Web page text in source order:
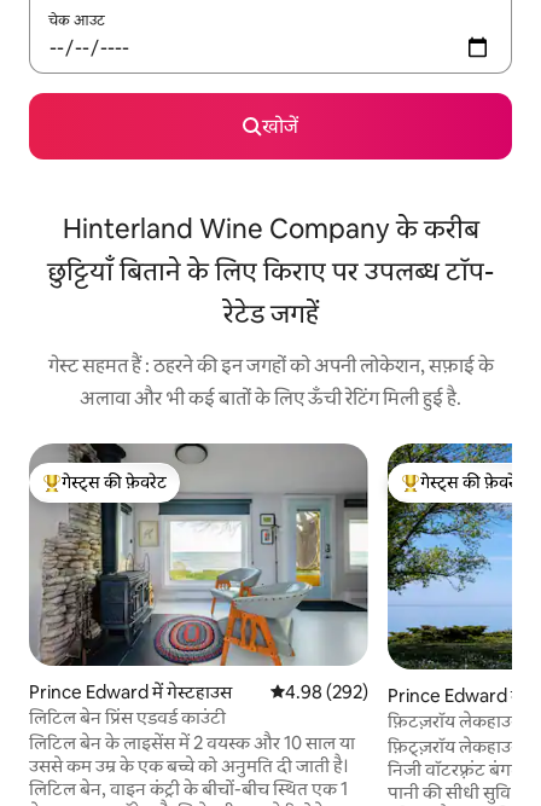
चेक आउट
खोजें
Hinterland Wine Company के करीब
छुट्टियाँ बिताने के लिए किराए पर उपलब्ध टॉप-
रेटेड जगहें
गेस्ट सहमत हैं : ठहरने की इन जगहों को अपनी लोकेशन, सफ़ाई के
अलावा और भी कई बातों के लिए ऊँची रेटिंग मिली हुई है.
गेस्ट्स का टॉप फ़ेवरेट
गेस्ट्स की फ़ेवरेट
Prince Edward में गेस्टहाउस औसत रेटिंग 5 में से 4.98, 292 समीक्षाएँ
4.98 (292)
लिटिल बेन प्रिंस एडवर्ड काउंटी
लिटिल बेन के लाइसेंस में 2 वयस्क और 10 साल या
उससे कम उम्र के एक बच्चे को अनुमति दी जाती है।
लिटिल बेन, वाइन कंट्री के बीचों-बीच स्थित एक 1
गेस्ट्स का टॉप फ़ेवरेट
गेस्ट्स की फ़ेवरेट
Prince Edward में
फ़िटज़रॉय लेकहाउस
फ़िट्ज़रॉय लेकहाउस,
निजी वॉटरफ़्रंट
पानी की सीधी